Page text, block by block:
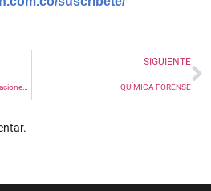
Nuevas Directrices Tributarias: Implicaciones de los Contratos de Colaboración Empresarial y Servicios de Construcción
SIGUIENTE
QUÍMICA FORENSE